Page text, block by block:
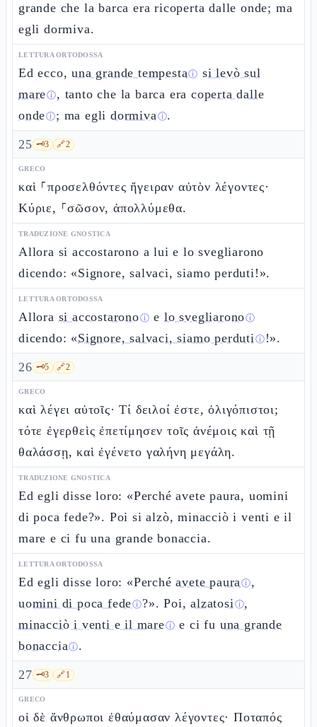
grande che la barca era ricoperta dalle onde; ma
egli dormiva.
LETTURA ORTODOSSA
Ed ecco,una grande tempestaⓘ si levò sul
mareⓘ, tanto che la barca eracoperta dalle
ondeⓘ; ma eglidormivaⓘ.
25 🗝️3 🔗2
GRECO
καὶ ⸀προσελθόντες ἤγειραν αὐτὸν λέγοντες·
Κύριε, ⸀σῶσον, ἀπολλύμεθα.
TRADUZIONE GNOSTICA
Allora si accostarono a lui e lo svegliarono
dicendo: «Signore, salvaci, siamo perduti!».
LETTURA ORTODOSSA
Allora si accostaronoⓘ elo svegliaronoⓘ
dicendo: «Signore, salvaci, siamo perdutiⓘ !».
26 🗝️5 🔗2
GRECO
καὶ λέγει αὐτοῖς· Τί δειλοί ἐστε, ὀλιγόπιστοι;
τότε ἐγερθεὶς ἐπετίμησεν τοῖς ἀνέμοις καὶ τῇ
θαλάσσῃ, καὶ ἐγένετο γαλήνη μεγάλη.
TRADUZIONE GNOSTICA
Ed egli disse loro: «Perché avete paura, uomini
di poca fede?». Poi si alzò, minacciò i venti e il
mare e ci fu una grande bonaccia.
LETTURA ORTODOSSA
Ed egli disse loro: «Perchéavete pauraⓘ,
uomini di poca fedeⓘ?». Poi,alzatosiⓘ,
minacciò i venti e il mareⓘ e ci fu una grande
bonacciaⓘ.
27 🗝️3 🔗1
GRECO
οἱ δὲ ἄνθρωποι ἐθαύμασαν λέγοντες· Ποταπός